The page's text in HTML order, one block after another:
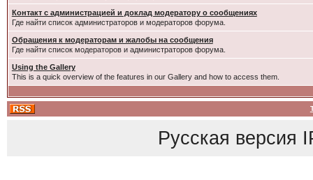
Контакт с администрацией и доклад модератору о сообщениях
Где найти список администраторов и модераторов форума.
Обращения к модераторам и жалобы на сообщения
Где найти список модераторов и администраторов форума.
Using the Gallery
This is a quick overview of the features in our Gallery and how to access them.
Русская версия